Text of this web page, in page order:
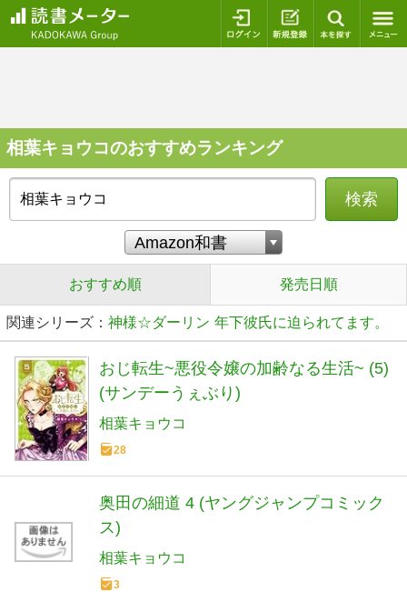
ログイン 新規登録
相葉キョウコのおすすめランキング
検索
おすすめ順 発売日順
関連シリーズ： 神様☆ダーリン 年下彼氏に迫られてます。
おじ転生~悪役令嬢の加齢なる生活~ (5)
(サンデーうぇぶり)
相葉キョウコ
28
奥田の細道 4 (ヤングジャンプコミック
ス)
相葉キョウコ
3